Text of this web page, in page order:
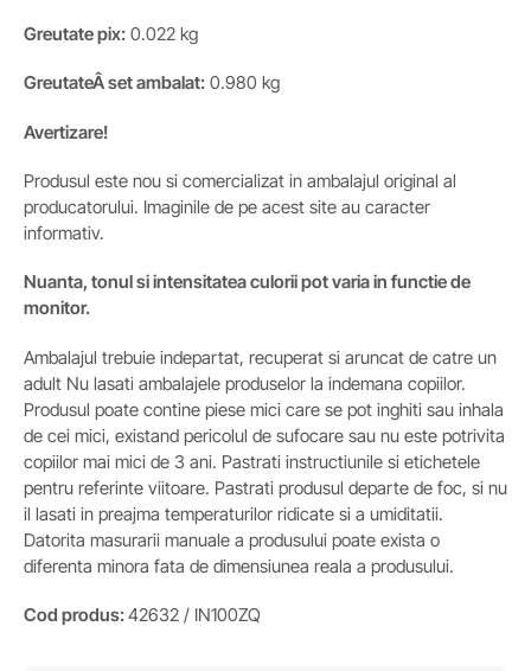
Greutate pix: 0.022 kg
GreutateÂset ambalat: 0.980 kg
Avertizare!
Produsul este nou si comercializat in ambalajul original al
producatorului. Imaginile de pe acest site au caracter
informativ.
Nuanta, tonul si intensitatea culorii pot varia in functie de
monitor.
Ambalajul trebuie indepartat, recuperat si aruncat de catre un
adult Nu lasati ambalajele produselor la indemana copiilor.
Produsul poate contine piese mici care se pot inghiti sau inhala
de cei mici, existand pericolul de sufocare sau nu este potrivita
copiilor mai mici de 3 ani. Pastrati instructiunile si etichetele
pentru referinte viitoare. Pastrati produsul departe de foc, si nu
il lasati in preajma temperaturilor ridicate si a umiditatii.
Datorita masurarii manuale a produsului poate exista o
diferenta minora fata de dimensiunea reala a produsului.
Cod produs:42632 / IN100ZQ